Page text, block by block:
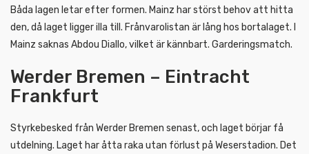
Båda lagen letar efter formen. Mainz har störst behov att hitta
den, då laget ligger illa till. Frånvarolistan är lång hos bortalaget. I
Mainz saknas Abdou Diallo, vilket är kännbart. Garderingsmatch.
Werder Bremen – Eintracht
Frankfurt
Styrkebesked från Werder Bremen senast, och laget börjar få
utdelning. Laget har åtta raka utan förlust på Weserstadion. Det